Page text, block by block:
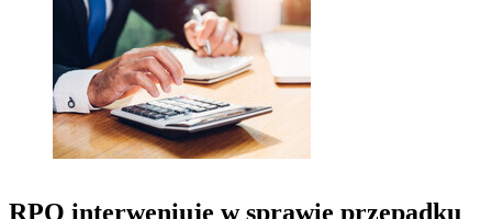
RPO interweniuje w sprawie przepadku